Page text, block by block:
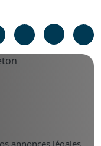
Facebook
Linked